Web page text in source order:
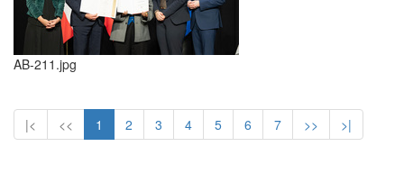
AB-211.jpg
|< << 1 2 3 4 5 6 7 >> >|